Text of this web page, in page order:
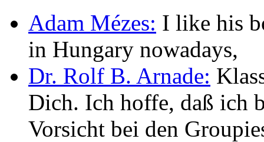
Adam Mézes: I like his
in Hungary nowadays,
Dr. Rolf B. Arnade:
Dich. Ich hoffe, daß ich
Vorsicht bei den